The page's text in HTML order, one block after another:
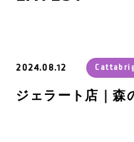
2024.08.12
ジェラート店｜森